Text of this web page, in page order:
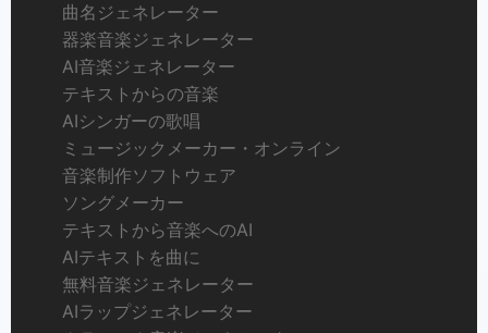
曲名ジェネレーター
器楽音楽ジェネレーター
AI音楽ジェネレーター
テキストからの音楽
AIシンガーの歌唱
ミュージックメーカー・オンライン
音楽制作ソフトウェア
ソングメーカー
テキストから音楽へのAI
AIテキストを曲に
無料音楽ジェネレーター
AIラップジェネレーター